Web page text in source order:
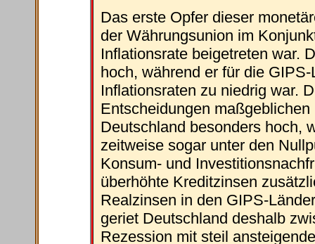
Das erste Opfer dieser
der Währungsunion im
Inflationsrate beigetreten war.
hoch, während er für die
Inflationsraten zu niedrig war.
Entscheidungen
Deutschland besonders hoch,
zeitweise sogar unter den
Konsum- und
überhöhte Kreditzinsen
Realzinsen in den GIPS-
geriet Deutschland deshalb
Rezession mit steil